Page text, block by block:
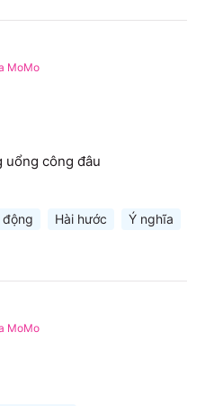
MoMo
uổng công đâu
động Hài hước Ý nghĩa
MoMo